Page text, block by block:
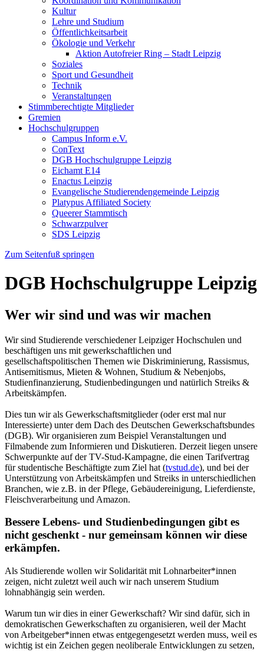
Kultur
Lehre und Studium
Öffentlichkeitsarbeit
Ökologie und Verkehr
Aktion Autofreier Ring – Stadt Leipzig
Soziales
Sport und Gesundheit
Technik
Veranstaltungen
Stimmberechtigte Mitglieder
Gremien
Hochschulgruppen
Campus Inform e.V.
ConText
DGB Hochschulgruppe Leipzig
Eichamt E14
Enactus Leipzig
Evangelische Studierendengemeinde Leipzig
Platypus Affiliated Society
Queerer Stammtisch
Schwarzpulver
SDS Leipzig
Zum Seitenfuß springen
DGB Hochschulgruppe Leipzig
Wer wir sind und was wir machen
Wir sind Studierende verschiedener Leipziger Hochschulen und
beschäftigen uns mit gewerkschaftlichen und
gesellschaftspolitischen Themen wie Diskriminierung, Rassismus,
Antisemitismus, Mieten & Wohnen, Studium & Nebenjobs,
Studienfinanzierung, Studienbedingungen und natürlich Streiks &
Arbeitskämpfen.
Dies tun wir als Gewerkschaftsmitglieder (oder erst mal nur
Interessierte) unter dem Dach des Deutschen Gewerkschaftsbundes
(DGB). Wir organisieren zum Beispiel Veranstaltungen und
Filmabende zum Informieren und Diskutieren. Derzeit liegen unsere
Schwerpunkte auf der TV-Stud-Kampagne, die einen Tarifvertrag
für studentische Beschäftigte zum Ziel hat (tvstud.de), und bei der
Unterstützung von Arbeitskämpfen und Streiks in unterschiedlichen
Branchen, wie z.B. in der Pflege, Gebäudereinigung, Lieferdienste,
Fleischverarbeitung und Amazon.
Bessere Lebens- und Studienbedingungen gibt es
nicht geschenkt - nur gemeinsam können wir diese
erkämpfen.
Als Studierende wollen wir Solidarität mit Lohnarbeiter*innen
zeigen, nicht zuletzt weil auch wir nach unserem Studium
lohnabhängig sein werden.
Warum tun wir dies in einer Gewerkschaft? Wir sind dafür, sich in
demokratischen Gewerkschaften zu organisieren, weil der Macht
von Arbeitgeber*innen etwas entgegengesetzt werden muss, weil es
wichtig ist ein Zeichen gegen neoliberale Entwicklungen zu setzen,